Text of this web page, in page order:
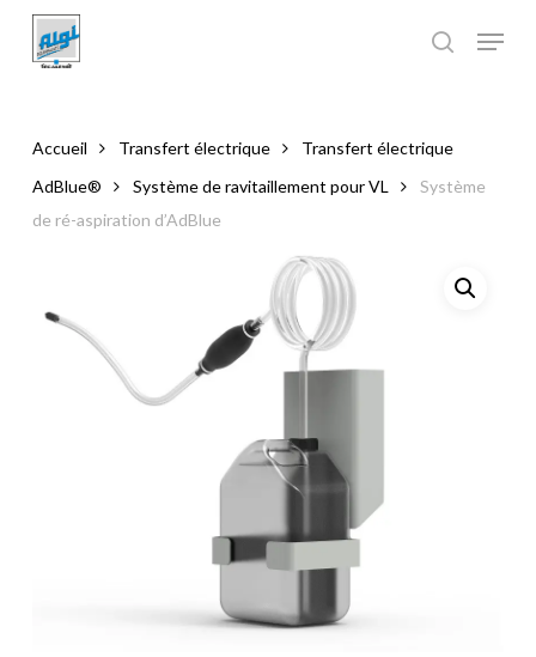
main
Accueil Transfert électrique
Transfert électrique
AdBlue®
Système de ravitaillement pour VL
Système
de ré-aspiration d’AdBlue